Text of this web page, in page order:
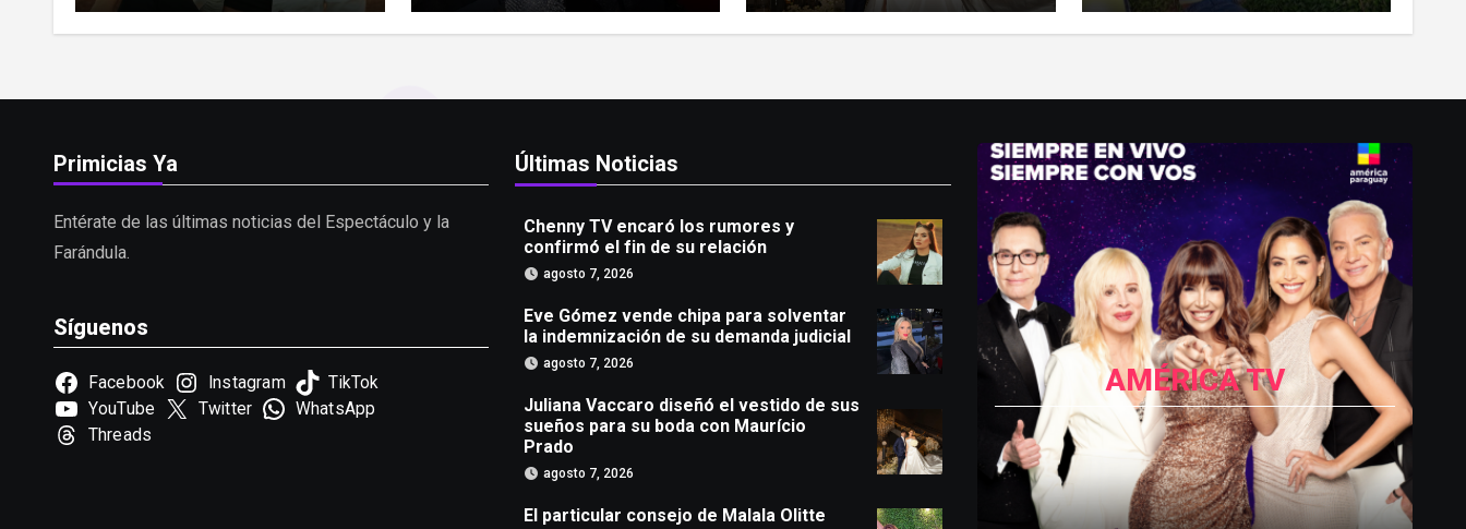
demanda judicial
Prado
Primicias Ya
Entérate de las últimas noticias del Espectáculo y la
Farándula.
Síguenos
Facebook Instagram
TikTok
YouTube
Twitter
WhatsApp
Threads
Últimas Noticias
Chenny TV encaró los rumores y
confirmó el fin de su relación
agosto 7, 2026
Eve Gómez vende chipa para solventar
la indemnización de su demanda judicial
agosto 7, 2026
Juliana Vaccaro diseñó el vestido de sus
sueños para su boda con Maurício
Prado
agosto 7, 2026
El particular consejo de Malala Olitte
AMÉRICA TV